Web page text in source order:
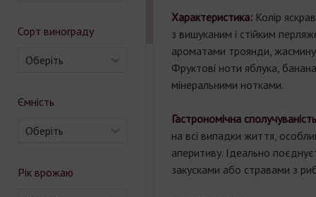
Сорт винограду
Оберіть
Ємність
Оберіть
Рік врожаю
Характеристика:Колір
з вишуканим і стійким
ароматами троянди, жасмину,
Фруктові ноти яблука,
мінеральними нотками.
Гастрономічна
на всі випадки життя,
аперитиву. Ідеально
закусками або стравами з